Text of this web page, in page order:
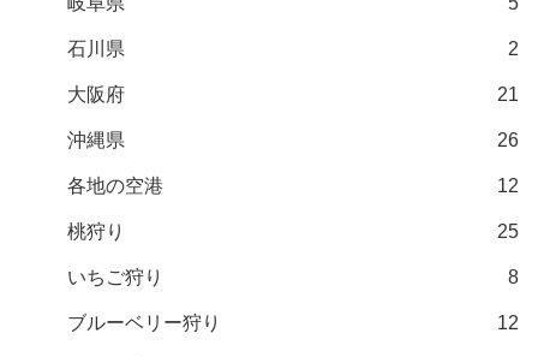
石川県 2
大阪府 21
沖縄県 26
各地の空港 12
桃狩り 25
いちご狩り 8
ブルーベリー狩り 12